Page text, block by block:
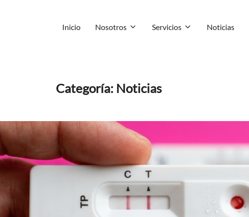
Inicio Nosotros Servicios Noticias
Categoría: Noticias